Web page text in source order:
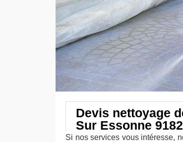
Devis nettoyage
Sur Essonne
Si nos services vous intéresse,